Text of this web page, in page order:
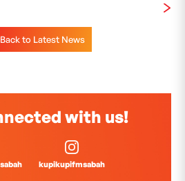
Back to Latest News
with us!
kupikupifmsabah